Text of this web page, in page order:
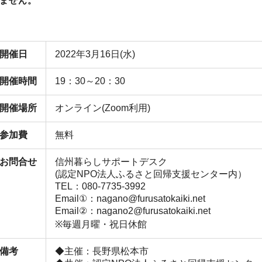
開催日 2022年3月16日(水)
開催時間 19：30～20：30
開催場所 オンライン(Zoom利用)
参加費 無料
お問合せ
信州暮らしサポートデスク
(認定NPO法人ふるさと回帰支援センター内）
TEL：080-7735-3992
Email①：nagano@furusatokaiki.net
Email②：nagano2@furusatokaiki.net
※毎週月曜・祝日休館
備考
◆主催：長野県松本市